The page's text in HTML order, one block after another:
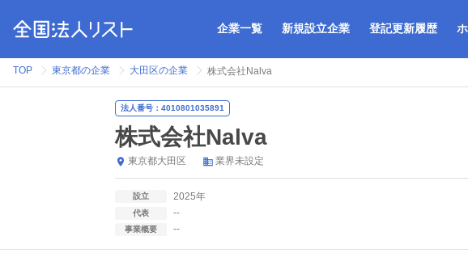
企業一覧 新規設立企業 登記更新履歴
TOP 東京都の企業 大田区の企業 株式会社Nalva
法人番号：4010801035891
株式会社Nalva
東京都大田区 業界未設定
設立 2025年
代表 --
事業概要 --